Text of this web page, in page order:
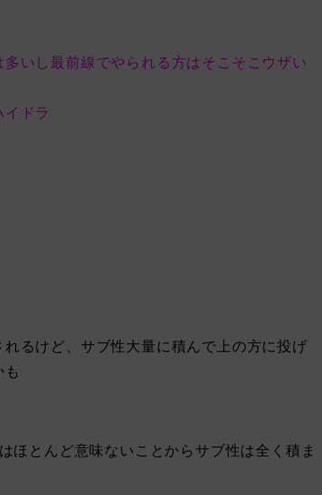
いし最前線でやられる方はそこそこウザい
ドラ
るけど、サブ性大量に積んで上の方に投げ
ほとんど意味ないことからサブ性は全く積ま